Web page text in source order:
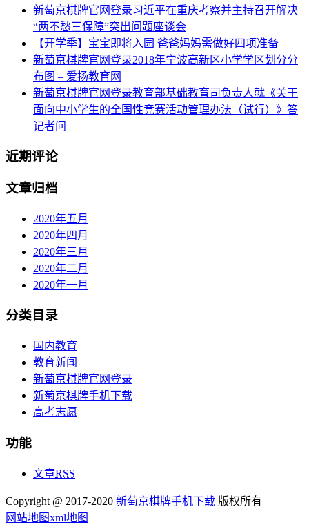
新萄京棋牌官网登录习近平在重庆考察并主持召开解决
“两不愁三保障”突出问题座谈会
【开学季】宝宝即将入园 爸爸妈妈需做好四项准备
新萄京棋牌官网登录2018年宁波高新区小学学区划分分
布图 – 爱扬教育网
新萄京棋牌官网登录教育部基础教育司负责人就《关于
面向中小学生的全国性竞赛活动管理办法（试行）》答
记者问
近期评论
文章归档
2020年五月
2020年四月
2020年三月
2020年二月
2020年一月
分类目录
国内教育
教育新闻
新萄京棋牌官网登录
新萄京棋牌手机下载
高考志愿
功能
文章RSS
Copyright @ 2017-2020 新萄京棋牌手机下载 版权所有
网站地图xml地图